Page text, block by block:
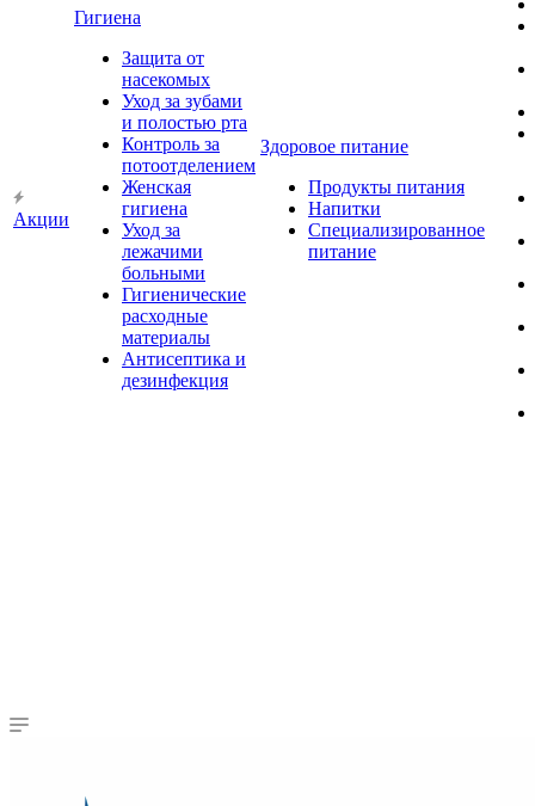
Акции
Гигиена
Защита от
насекомых
Уход за зубами
и полостью рта
Контроль за
потоотделением
Женская
гигиена
Уход за
лежачими
больными
Гигиенические
расходные
материалы
Антисептика и
дезинфекция
Здоровое питание
Продукты питания
Напитки
Специализированное
питание